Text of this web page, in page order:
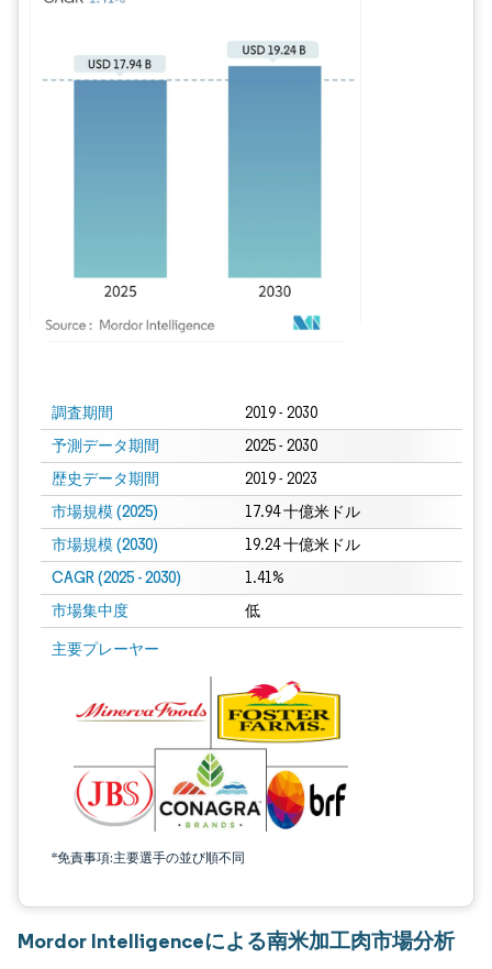
調査期間 2019 - 2030
予測データ期間 2025 - 2030
歴史データ期間 2019 - 2023
市場規模 (2025) 17.94 十億米ドル
市場規模 (2030) 19.24 十億米ドル
CAGR (2025 - 2030) 1.41%
市場集中度 低
主要プレーヤー
*免責事項:主要選手の並び順不同
Mordor Intelligenceによる南米加工肉市場分析